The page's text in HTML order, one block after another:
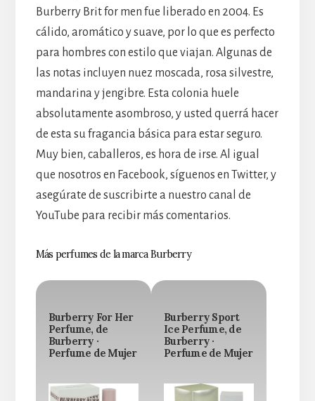
Burberry Brit for men fue liberado en 2004. Es
cálido, aromático y suave, por lo que es perfecto
para hombres con estilo que viajan. Algunas de
las notas incluyen nuez moscada, rosa silvestre,
mandarina y jengibre. Esta colonia huele
absolutamente asombroso, y usted querrá hacer
de esta su fragancia básica para estar seguro.
Muy bien, caballeros, es hora de irse. Al igual
que nosotros en Facebook, síguenos en Twitter, y
asegúrate de suscribirte a nuestro canal de
YouTube para recibir más comentarios.
Más perfumes de la marca Burberry
Burberry For Her
Perfume, de
Burberry ·
Perfume de Mujer
Burberry Sport
Ice Perfume, de
Burberry ·
Perfume de Mujer